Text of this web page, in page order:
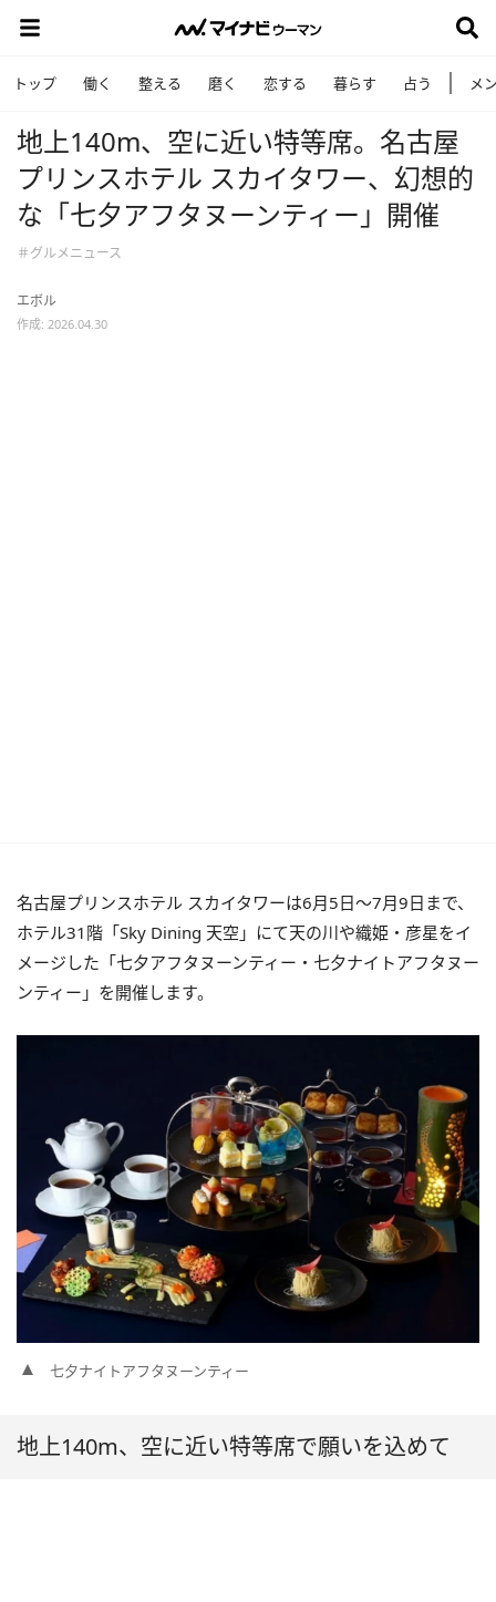
トップ 働く 整える 磨く 恋する 暮らす 占う メ
地上140m、空に近い特等席。名古屋
プリンスホテル スカイタワー、幻想的
な「七夕アフタヌーンティー」開催
＃グルメニュース
エボル
作成: 2026.04.30
名古屋プリンスホテル スカイタワーは6月5日〜7月9日まで、
ホテル31階「Sky Dining 天空」にて天の川や織姫・彦星をイ
メージした「七夕アフタヌーンティー・七夕ナイトアフタヌー
ンティー」を開催します。
七夕ナイトアフタヌーンティー
地上140m、空に近い特等席で願いを込めて